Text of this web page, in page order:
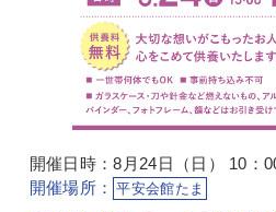
開催日時：8月24日（日） 10：
開催場所：
平安会館たま